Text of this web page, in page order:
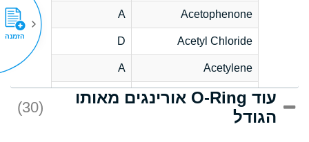
Acetophenone
A
Acetyl Chloride
D
Acetylene
A
Acrlylonitrile
D
Adipic Acid
עוד O-Ring אורינגים מאותו
הגודל
(30)
הזמנה